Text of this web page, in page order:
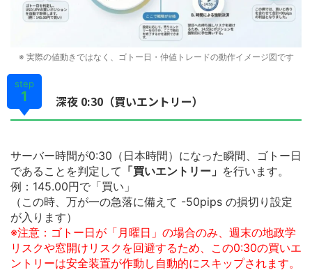
※ 実際の値動きではなく、ゴトー日・仲値トレードの動作イメージ図です
step
1 深夜 0:30（買いエントリー）
サーバー時間が0:30（日本時間）になった瞬間、ゴトー日
であることを判定して 「買いエントリー」 を行います。
例：145.00円で「買い」
（この時、万が一の急落に備えて -50pips の損切り設定
が入ります）
※注意：ゴトー日が「月曜日」の場合のみ、週末の地政学
リスクや窓開けリスクを回避するため、この0:30の買いエ
ントリーは安全装置が作動し自動的にスキップされます。